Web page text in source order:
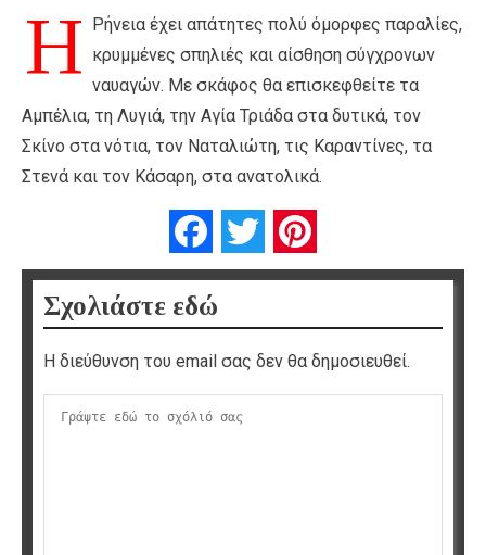
Η
Ρήνεια έχει απάτητες πολύ όμορφες παραλίες,
κρυμμένες σπηλιές και αίσθηση σύγχρονων
ναυαγών. Με σκάφος θα επισκεφθείτε τα
Αμπέλια, τη Λυγιά, την Αγία Τριάδα στα δυτικά, τον
Σκίνο στα νότια, τον Ναταλιώτη, τις Καραντίνες, τα
Στενά και τον Κάσαρη, στα ανατολικά.
FacebookTwitter
Σχολιάστε εδώ
Η διεύθυνση του email σας δεν θα δημοσιευθεί.